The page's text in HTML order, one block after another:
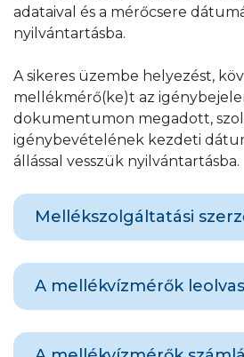
Hitelesítési év a
végzők számának és a
függvényében kerül
Az üzembe helyezés
és adminisztrációs díja
(lakásonként) kerül
A csoportos megrendelés
tekinthetőek meg.
adataival és a mérőcsere
nyilvántartásba.
A sikeres üzembe helyezést,
mellékmérő(ke)t az
dokumentumon megadott,
igénybevételének kezdeti
állással vesszük nyilvántartásba.
Mellékszolgáltatási
Lakossági felhasználóka
szerződést az innen elérhető
ügyfélszolgálat
menüpontjában tölthetikle
követően.
A mellékvízmérők
A mellékvízmérők